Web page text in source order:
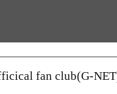
fan club(G-